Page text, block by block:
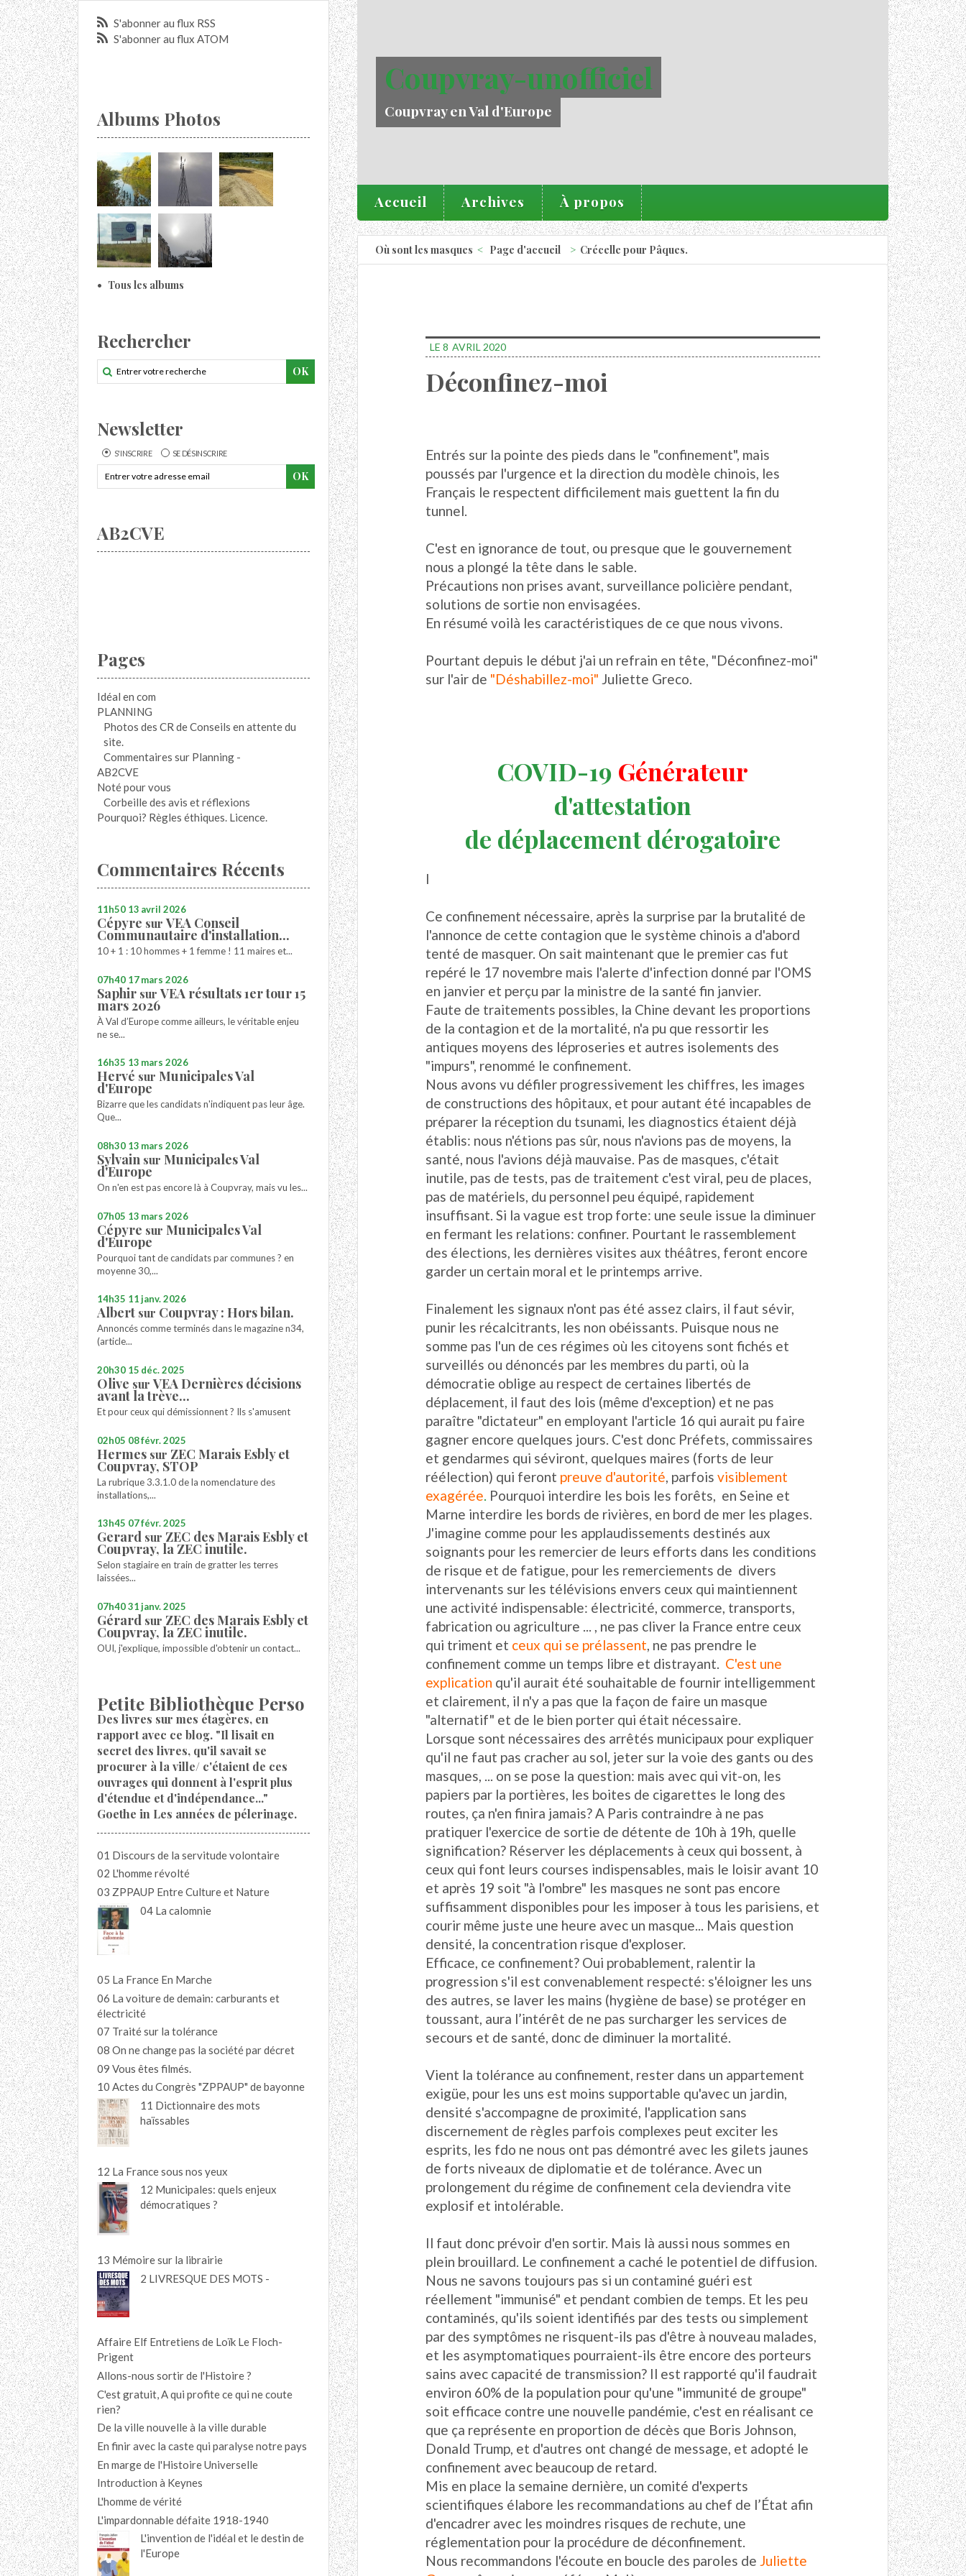
S'abonner au flux RSS
S'abonner au flux ATOM
Albums Photos
Tous les albums
Rechercher
Newsletter
S'INSCRIRE SE DÉSINSCRIRE
AB2CVE
Pages
Idéal en com
PLANNING
Photos des CR de Conseils en attente du
site.
Commentaires sur Planning -
AB2CVE
Noté pour vous
Corbeille des avis et réflexions
Pourquoi? Règles éthiques. Licence.
Commentaires Récents
11h50 13 avril 2026
Cépyre sur VEA Conseil
Communautaire d'installation...
10 + 1 : 10 hommes + 1 femme ! 11 maires et...
07h40 17mars 2026
Saphir sur VEA résultats 1er tour 15
mars 2026
À Val d’Europe comme ailleurs, le véritable enjeu
ne se...
16h35 13 mars 2026
Hervé sur Municipales Val
d'Europe
Bizarre que les candidats n'indiquent pas leur âge.
Que...
08h30 13 mars 2026
Sylvain sur Municipales Val
d'Europe
On n'en est pas encore là à Coupvray, mais vu les...
07h05 13 mars 2026
Cépyre sur Municipales Val
d'Europe
Pourquoi tant de candidats par communes ? en
moyenne 30,...
14h35 11janv. 2026
Albert sur Coupvray : Hors bilan.
Annoncés comme terminés dans le magazine n34,
(article...
20h30 15 déc. 2025
Olive sur VEA Dernières décisions
avant la trève...
Et pour ceux qui démissionnent ? Ils s'amusent
02h05 08févr. 2025
Hermes sur ZEC Marais Esbly et
Coupvray, STOP
La rubrique 3.3.1.0 de la nomenclature des
installations,...
13h45 07févr. 2025
Gerard sur ZEC des Marais Esbly et
Coupvray, la ZEC inutile.
Selon stagiaire en train de gratter les terres
laissées...
07h4031janv. 2025
Gérard sur ZEC des Marais Esbly et
Coupvray, la ZEC inutile.
OUI, j'explique, impossible d'obtenir un contact...
Petite Bibliothèque Perso
Des livres sur mes étagères, en
rapport avec ce blog. "Il lisait en
secret des livres, qu'il savait se
procurer à la ville/ c'étaient de ces
ouvrages qui donnent à l'esprit plus
d'étendue et d'indépendance..."
Goethe in Les années de pélerinage.
01 Discours de la servitude volontaire
02 L'homme révolté
03 ZPPAUP Entre Culture et Nature
04 La calomnie
05 La France En Marche
06 La voiture de demain: carburants et
électricité
07 Traité sur la tolérance
08 On ne change pas la société par décret
09 Vous êtes filmés.
10 Actes du Congrès "ZPPAUP" de bayonne
11 Dictionnaire des mots
haïssables
12 La France sous nos yeux
12 Municipales: quels enjeux
démocratiques ?
13 Mémoire sur la librairie
2 LIVRESQUE DES MOTS -
Affaire Elf Entretiens de Loïk Le Floch-
Prigent
Allons-nous sortir de l'Histoire ?
C'est gratuit, A qui profite ce qui ne coute
rien?
De la ville nouvelle à la ville durable
En finir avec la caste qui paralyse notre pays
En marge de l'Histoire Universelle
Introduction à Keynes
L'homme de vérité
L'impardonnable défaite 1918-1940
L'invention de l'idéal et le destin de
l'Europe
Coupvray-unofficiel
Coupvray en Val d'Europe
Accueil Archives À propos
Où sont les masques Page d'accueil Crécelle pour Pâques.
LE 8 AVRIL 2020
Déconfinez-moi
Entrés sur la pointe des pieds dans le "confinement", mais
poussés par l'urgence et la direction du modèle chinois, les
Français le respectent difficilement mais guettent la fin du
tunnel.
C'est en ignorance de tout, ou presque que le gouvernement
nous a plongé la tête dans le sable.
Précautions non prises avant, surveillance policière pendant,
solutions de sortie non envisagées.
En résumé voilà les caractéristiques de ce que nous vivons.
Pourtant depuis le début j'ai un refrain en tête, "Déconfinez-moi"
sur l'air de "Déshabillez-moi" Juliette Greco.
COVID-19 Générateur
d'attestation
de déplacement dérogatoire
I
Ce confinement nécessaire, après la surprise par la brutalité de
l'annonce de cette contagion que le système chinois a d'abord
tenté de masquer. On sait maintenant que le premier cas fut
repéré le 17 novembre mais l'alerte d'infection donné par l'OMS
en janvier et perçu par la ministre de la santé fin janvier.
Faute de traitements possibles, la Chine devant les proportions
de la contagion et de la mortalité, n'a pu que ressortir les
antiques moyens des léproseries et autres isolements des
"impurs", renommé le confinement.
Nous avons vu défiler progressivement les chiffres, les images
de constructions des hôpitaux, et pour autant été incapables de
préparer la réception du tsunami, les diagnostics étaient déjà
établis: nous n'étions pas sûr, nous n'avions pas de moyens, la
santé, nous l'avions déjà mauvaise. Pas de masques, c'était
inutile, pas de tests, pas de traitement c'est viral, peu de places,
pas de matériels, du personnel peu équipé, rapidement
insuffisant. Si la vague est trop forte: une seule issue la diminuer
en fermant les relations: confiner. Pourtant le rassemblement
des élections, les dernières visites aux théâtres, feront encore
garder un certain moral et le printemps arrive.
Finalement les signaux n'ont pas été assez clairs, il faut sévir,
punir les récalcitrants, les non obéissants. Puisque nous ne
somme pas l'un de ces régimes où les citoyens sont fichés et
surveillés ou dénoncés par les membres du parti, où la
démocratie oblige au respect de certaines libertés de
déplacement, il faut des lois (même d'exception) et ne pas
paraître "dictateur" en employant l'article 16 qui aurait pu faire
gagner encore quelques jours. C'est donc Préfets, commissaires
et gendarmes qui séviront, quelques maires (forts de leur
réélection) qui feront preuve d'autorité, parfois visiblement
exagérée. Pourquoi interdire les bois les forêts, en Seine et
Marne interdire les bords de rivières, en bord de mer les plages.
J'imagine comme pour les applaudissements destinés aux
soignants pour les remercier de leurs efforts dans les conditions
de risque et de fatigue, pour les remerciements de divers
intervenants sur les télévisions envers ceux qui maintiennent
une activité indispensable: électricité, commerce, transports,
fabrication ou agriculture ... , ne pas cliver la France entre ceux
qui triment et ceux qui se prélassent, ne pas prendre le
confinement comme un temps libre et distrayant. C'est une
explication qu'il aurait été souhaitable de fournir intelligemment
et clairement, il n'y a pas que la façon de faire un masque
"alternatif" et de le bien porter qui était nécessaire.
Lorsque sont nécessaires des arrêtés municipaux pour expliquer
qu'il ne faut pas cracher au sol, jeter sur la voie des gants ou des
masques, ... on se pose la question: mais avec qui vit-on, les
papiers par la portières, les boites de cigarettes le long des
routes, ça n'en finira jamais? A Paris contraindre à ne pas
pratiquer l'exercice de sortie de détente de 10h à 19h, quelle
signification? Réserver les déplacements à ceux qui bossent, à
ceux qui font leurs courses indispensables, mais le loisir avant 10
et après 19 soit "à l'ombre" les masques ne sont pas encore
suffisamment disponibles pour les imposer à tous les parisiens, et
courir même juste une heure avec un masque... Mais question
densité, la concentration risque d'exploser.
Efficace, ce confinement? Oui probablement, ralentir la
progression s'il est convenablement respecté: s'éloigner les uns
des autres, se laver les mains (hygiène de base) se protéger en
toussant, aura l’intérêt de ne pas surcharger les services de
secours et de santé, donc de diminuer la mortalité.
Vient la tolérance au confinement, rester dans un appartement
exigüe, pour les uns est moins supportable qu'avec un jardin,
densité s'accompagne de proximité, l'application sans
discernement de règles parfois complexes peut exciter les
esprits, les fdo ne nous ont pas démontré avec les gilets jaunes
de forts niveaux de diplomatie et de tolérance. Avec un
prolongement du régime de confinement cela deviendra vite
explosif et intolérable.
Il faut donc prévoir d'en sortir. Mais là aussi nous sommes en
plein brouillard. Le confinement a caché le potentiel de diffusion.
Nous ne savons toujours pas si un contaminé guéri est
réellement "immunisé" et pendant combien de temps. Et les peu
contaminés, qu'ils soient identifiés par des tests ou simplement
par des symptômes ne risquent-ils pas d'être à nouveau malades,
et les asymptomatiques pourraient-ils être encore des porteurs
sains avec capacité de transmission? Il est rapporté qu'il faudrait
environ 60% de la population pour qu'une "immunité de groupe"
soit efficace contre une nouvelle pandémie, c'est en réalisant ce
que ça représente en proportion de décès que Boris Johnson,
Donald Trump, et d'autres ont changé de message, et adopté le
confinement avec beaucoup de retard.
Mis en place la semaine dernière, un comité d'experts
scientifiques élabore les recommandations au chef de l’État afin
d'encadrer avec les moindres risques de rechute, une
réglementation pour la procédure de déconfinement.
Nous recommandons l'écoute en boucle des paroles de Juliette